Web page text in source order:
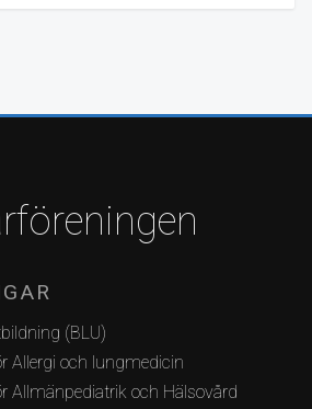
(BLU)
Allergi och lungmedicin
Allmänpediatrik och Hälsovård